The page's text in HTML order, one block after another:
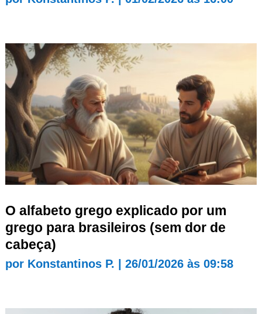
O alfabeto grego explicado por um
grego para brasileiros (sem dor de
cabeça)
por Konstantinos P. 26/01/2026 às 09:58